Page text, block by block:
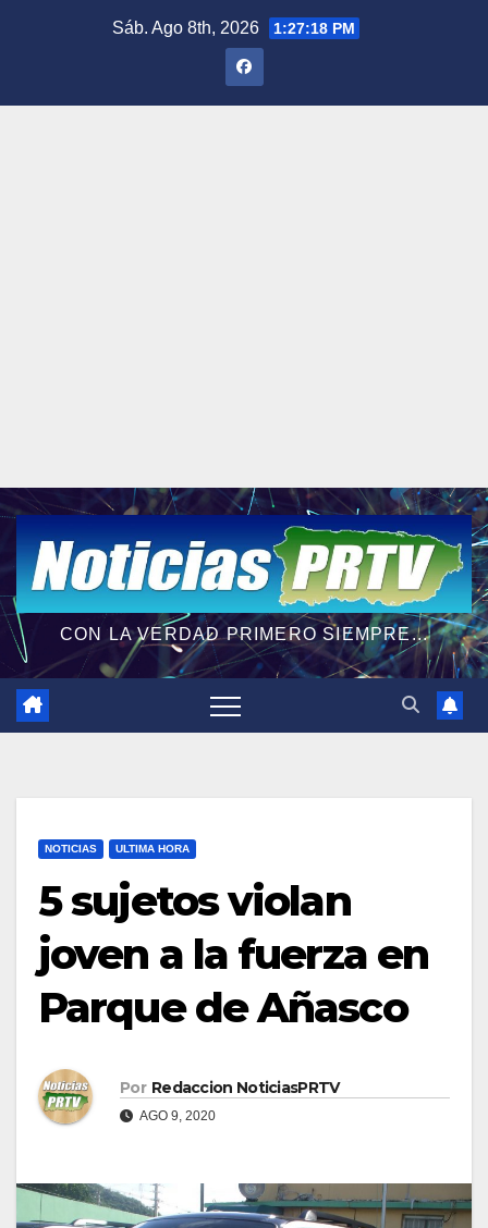
Sáb. Ago 8th, 2026 1:27:19 PM
CON LA VERDAD PRIMERO SIEMPRE...
NOTICIAS ULTIMA HORA
5 sujetos violan
joven a la fuerza en
Parque de Añasco
Por Redaccion NoticiasPRTV
AGO 9, 2020